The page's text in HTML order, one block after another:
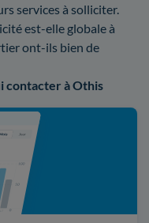
services à solliciter.
est-elle globale à
ont-ils bien de
contacter à Othis